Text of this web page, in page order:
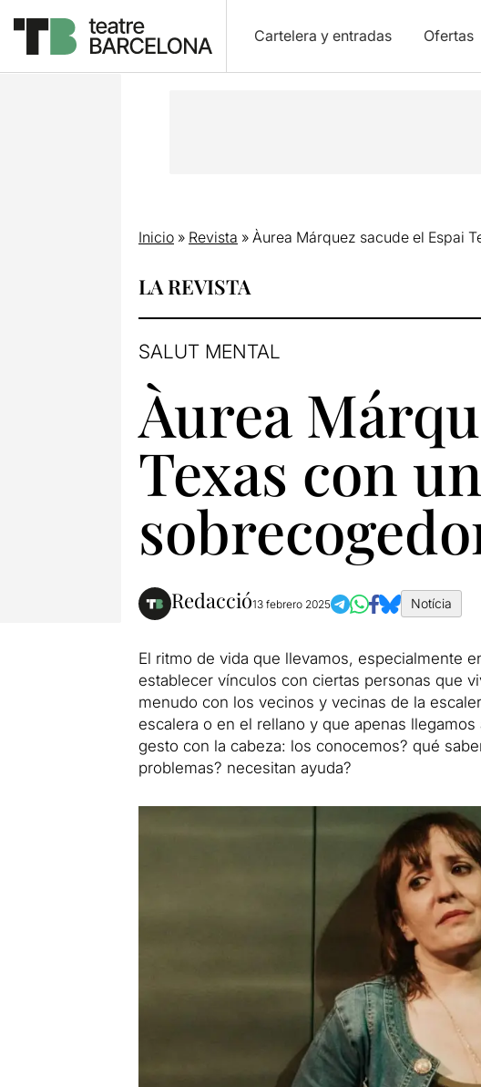
Cartelera y entradas Ofertas
Inicio» Revista » Àurea Márquez sacude el Espai
LA REVISTA
SALUT MENTAL
Àurea
Texas con
Redacció13 febrero 2025 Notícia
El ritmo de vida que llevamos, especialmente
establecer vínculos con ciertas personas que
menudo con los vecinos y vecinas de la
escalera o en el rellano y que apenas
gesto con la cabeza: los conocemos? qué
problemas? necesitan ayuda?